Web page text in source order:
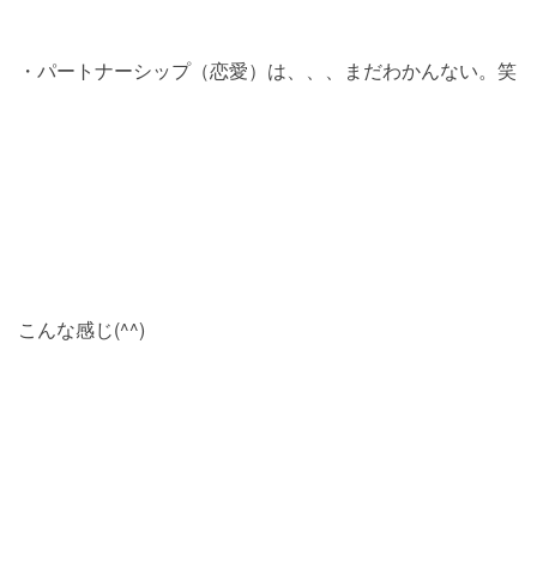
・パートナーシップ（恋愛）は、、、まだわかんない。笑
こんな感じ(^^)